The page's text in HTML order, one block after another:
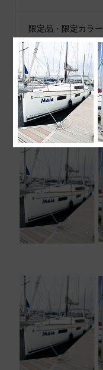
限定品・限定カラー
その他
JIB公式SNS